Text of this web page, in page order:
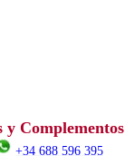
y Complementos
+34 688 596 395